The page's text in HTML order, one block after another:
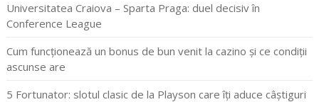
Universitatea Craiova – Sparta Praga: duel decisiv în
Conference League
Cum funcționează un bonus de bun venit la cazino și ce condiții
ascunse are
5 Fortunator: slotul clasic de la Playson care îți aduce câștiguri